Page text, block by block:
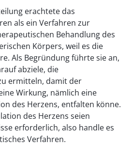
erachtete das
als ein Verfahren zur
Behandlung des
Körpers, weil es die
Als Begründung führte sie an,
abziele, die
ermitteln, damit der
Wirkung, nämlich eine
des Herzens, entfalten könne.
des Herzens seien
erforderlich, also handle es
Verfahren.